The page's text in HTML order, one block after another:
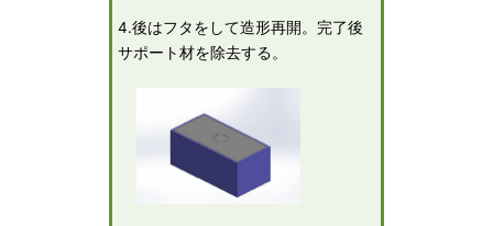
4.後はフタをして造形再開。完了後
サポート材を除去する。